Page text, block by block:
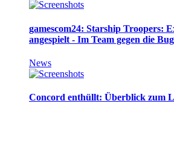
gamescom24: Starship Troopers:
angespielt - Im Team gegen die
News
Concord enthüllt: Überblick zum